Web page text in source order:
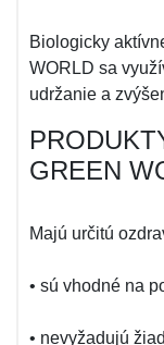
Biologicky
WORLD sa
udržanie a
GREEN
Majú určitú
• sú vhodné na
• nevyžadujú